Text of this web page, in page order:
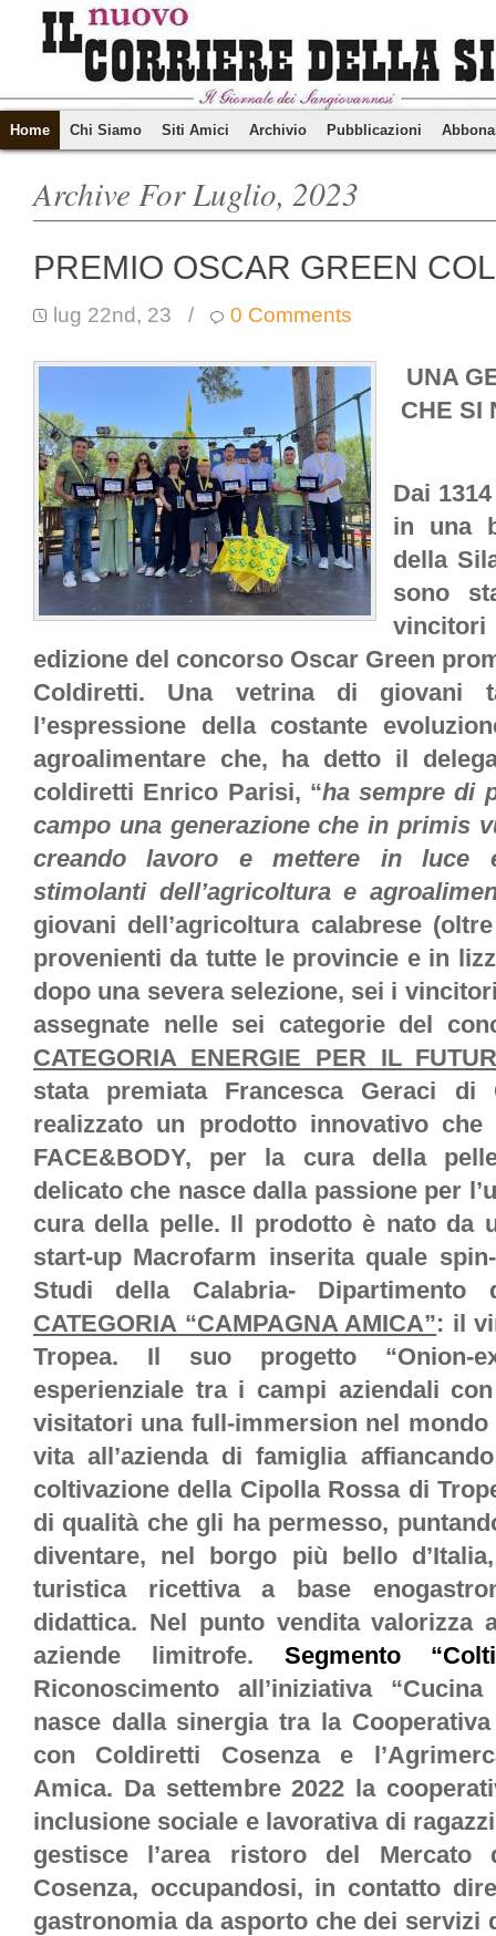
Home Chi Siamo Siti Amici Archivio Pubblicazioni
Archive For Luglio, 2023
PREMIO OSCAR GREEN
lug 22nd, 23 / 0 Comments
UNA
CHE SI
Dai
in una
della
sono
edizione del concorso Oscar Green
Coldiretti. Una vetrina di giovani
l’espressione della costante
agroalimentare che, ha detto il
coldiretti Enrico Parisi, “ha sempre di
campo una generazione che in primis
creando lavoro e mettere in luce
stimolanti dell’agricoltura e
giovani dell’agricoltura calabrese
provenienti da tutte le provincie e in
dopo una severa selezione, sei i
assegnate nelle sei categorie del
CATEGORIA ENERGIE PER IL
stata premiata Francesca Geraci di
realizzato un prodotto innovativo
FACE&BODY, per la cura della
delicato che nasce dalla passione per
cura della pelle. Il prodotto è nato da
start-up Macrofarm inserita quale
Studi della Calabria-
CATEGORIA “CAMPAGNA AMICA”: il
Tropea. Il suo progetto “Onion-
esperienziale tra i campi aziendali
visitatori una full-immersion nel
vita all’azienda di famiglia
coltivazione della Cipolla Rossa di
di qualità che gli ha permesso,
diventare, nel borgo più bello
turistica ricettiva a base
didattica. Nel punto vendita valorizza
aziende limitrofe. Segmento
Riconoscimento all’iniziativa
nasce dalla sinergia tra la
con Coldiretti Cosenza e
Amica. Da settembre 2022 la
inclusione sociale e lavorativa di
gestisce l’area ristoro del Mercato
Cosenza, occupandosi, in contatto
gastronomia da asporto che dei servizi